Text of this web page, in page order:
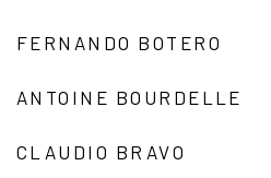
FERNANDO BOTERO
ANTOINE BOURDELLE
CLAUDIO BRAVO